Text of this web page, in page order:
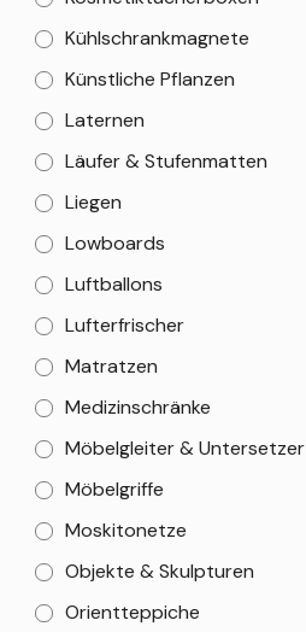
Kühlschrankmagnete
Künstliche Pflanzen
Laternen
Läufer & Stufenmatten
Liegen
Lowboards
Luftballons
Lufterfrischer
Matratzen
Medizinschränke
Möbelgleiter & Untersetzer
Möbelgriffe
Moskitonetze
Objekte & Skulpturen
Orientteppiche